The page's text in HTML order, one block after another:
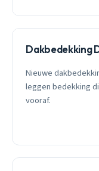
Dakbedekking
Nieuwe
leggen bedekking
vooraf.